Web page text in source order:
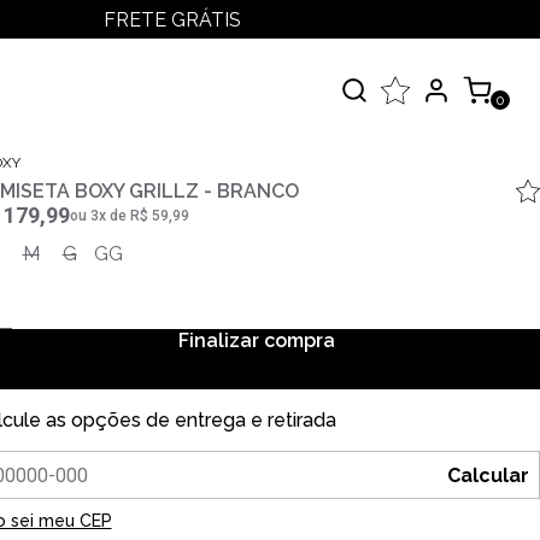
FRETE GRÁTIS
LOGIN
MEUS PEDIDOS
0
BOXY GRILLZ - BRANCO
179,99ou 3xde R$ 59,99
M G GG
Finalizar compra
as opções de entrega e retirada
Calcular
sei meu CEP